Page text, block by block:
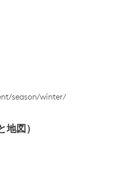
season/winter/
地図）